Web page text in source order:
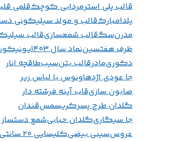
قالب پلی استرمردابی کوچکقلمی
یلدامبارکقالب و مولد سیلیکونی
مدرنسگقالب شمعسازیقالب
ظرف هفتسیننماد سال ۱۴۰۳
دکوریمادرقالب بتنسیبطاقچه انار
جا عودی اژدهاونوس با لباس زیر
صابون سازیقاب آینه فرشته دار
گلدان طرح پسرکریسمسقندان
جا سیگاریگلدان حبابیشمع دستساز
عروسسینی بیضیکلیسایی ۲۰ سانتی